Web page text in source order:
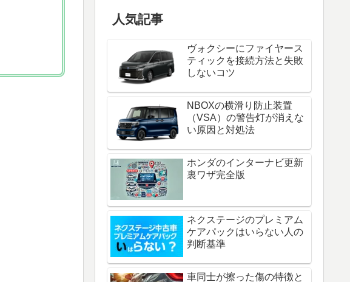
人気記事
ヴォクシーにファイヤース
ティックを接続方法と失敗
しないコツ
NBOXの横滑り防止装置
（VSA）の警告灯が消えな
い原因と対処法
ホンダのインターナビ更新
裏ワザ完全版
ネクステージのプレミアム
ケアパックはいらない人の
判断基準
車同士が擦った傷の特徴と